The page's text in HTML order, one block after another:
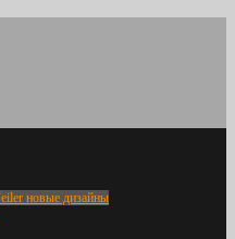
новые дизайны